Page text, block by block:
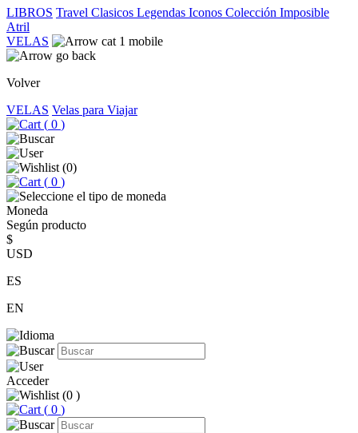
LIBROS Travel Clasicos Legendas Iconos Colección Imposible
Atril
VELAS
Volver
VELAS Velas para Viajar
( 0 )
(0)
( 0 )
Moneda
Según producto
$
USD
ES
EN
Acceder
(0 )
( 0 )